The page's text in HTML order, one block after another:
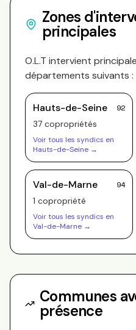
Zones
principales
O.L.T intervient
départements suivants :
Hauts-de-Seine 92
37 copropriétés
Voir tous les syndics en
Hauts-de-Seine →
Val-de-Marne 94
1 copropriété
Voir tous les syndics en
Val-de-Marne →
Communes
présence